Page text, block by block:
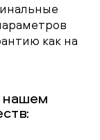
как на
нашем